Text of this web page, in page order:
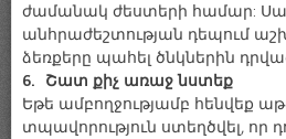
ժամանակ ժեստերի համար:
անհրաժեշտության դեպում
ձեռքերը պահել ծնկներին
6. Շատ քիչ առաջ նստեք
Եթե ամբողջությամբ հենվեք
տպավորություն ստեղծվել, որ